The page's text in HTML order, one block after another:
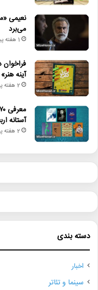
نعیمی
می‌برد
1 هفته پیش
آینه
2 هفته پیش
آستانه
2 هفته پیش
دسته بندی
اخبار
سینما و تئاتر